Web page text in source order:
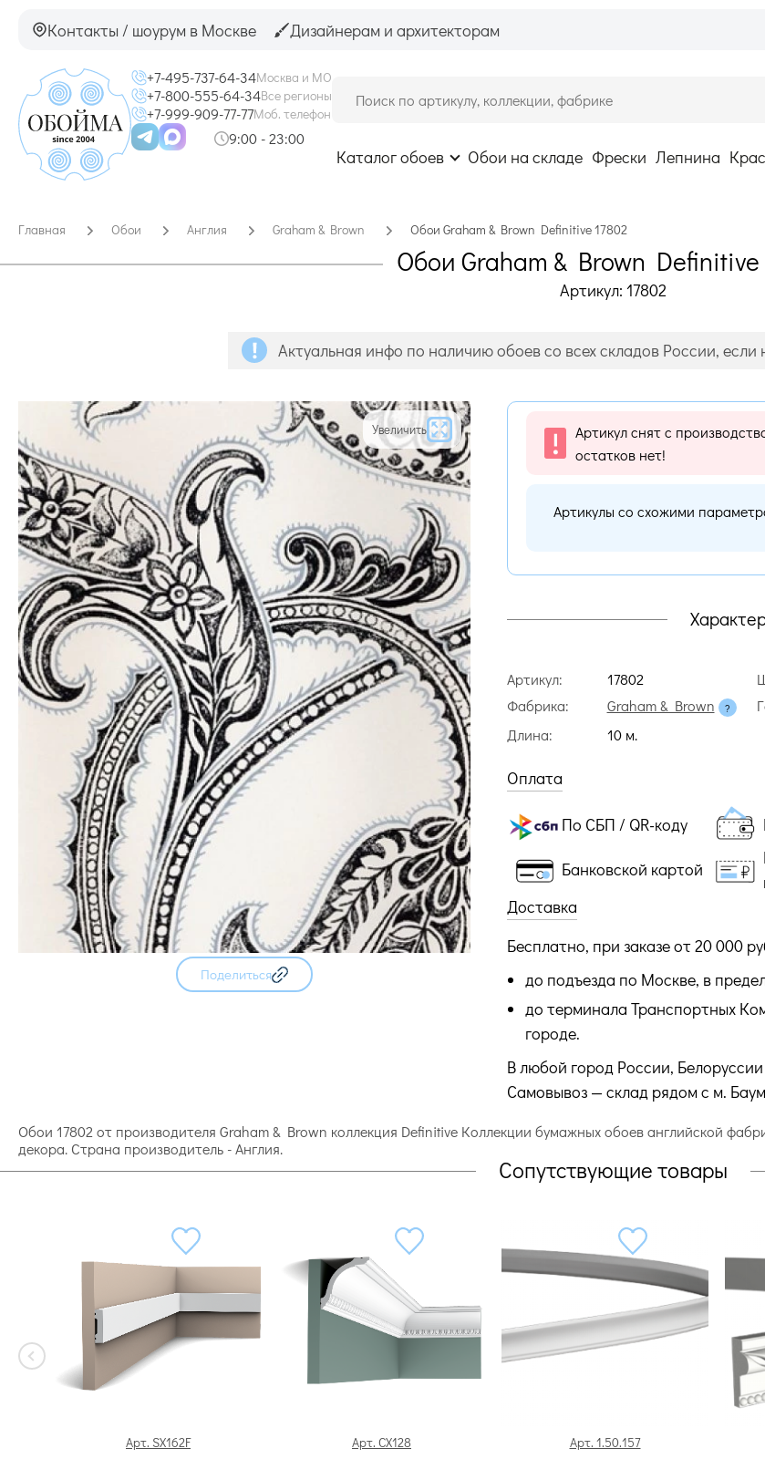
Контакты / шоурум в Москве Дизайнерам и архитекторам
+7-495-737-64-34Москва и МО
+7-800-555-64-34Все регионы
+7-999-909-77-77Моб. телефон
9:00 - 23:00
Каталог обоев Обои на складе Фрески Лепнина
Главная Обои Англия Graham & Brown Обои Graham & Brown Definitive 17802
Обои Graham & Brown Definitive
Артикул: 17802
Актуальная инфо по наличию обоев со всех складов России, если
Увеличить
Поделиться
Артикул снят с
остатков нет!
Артикулы со схожими
Артикул:
17802
Фабрика:
Graham & Brown
Длина:
10 м.
Оплата
По СБП / QR-коду
Банковской картой
Доставка
Бесплатно, при заказе от 20 000
до подъезда по Москве, в
до терминала Транспортных
городе.
В любой город России,
Самовывоз — склад рядом с м.
Обои 17802 от производителя Graham & Brown коллекция Definitive Коллекции бумажных обоев английской
декора. Страна производитель - Англия.
Сопутствующие товары
Арт. SX162F Арт. CX128 Арт. 1.50.157